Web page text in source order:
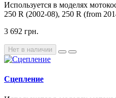
Используется в моделях
250 R (2002-08), 250 R (from
3 692 грн.
Нет в наличии
Сцепление